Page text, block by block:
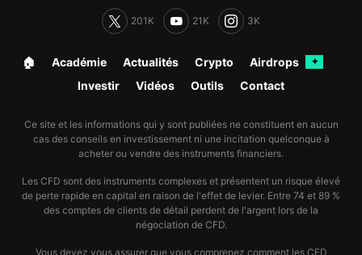
201K 21K 3K
🏠︎ Académie Actualités Crypto Airdrops ✦
Investir Vidéos Outils Contact
Ce site et les informations qui y sont publiées ne constituent en aucun
cas des conseils en investissement ni une incitation quelconque à
acheter ou vendre des instruments financiers.
Les CFD sont des instruments complexes et présentent un risque élevé
de perte rapide en capital en raison de l'effet de levier. Entre 74 et 89 %
des comptes de clients de détail perdent de l'argent lors de la
négociation de CFD.
Vous devez vous assurer que vous comprenez comment les CFD